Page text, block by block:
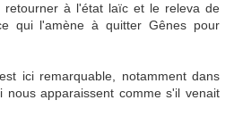
retourner à l'état laïc et le releva de
qui l'amène à quitter Gênes pour
ici remarquable, notamment dans
nous apparaissent comme s'il venait